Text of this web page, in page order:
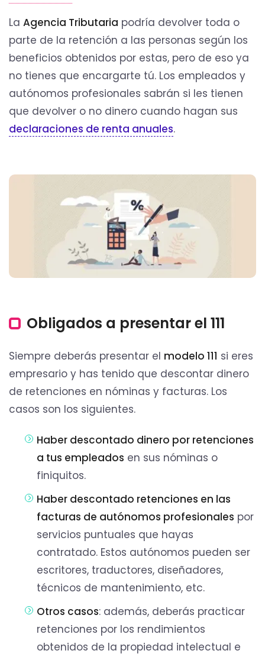
La Agencia Tributaria podría devolver toda o
parte de la retención a las personas según los
beneficios obtenidos por estas, pero de eso ya
no tienes que encargarte tú. Los empleados y
autónomos profesionales sabrán si les tienen
que devolver o no dinero cuando hagan sus
declaraciones de renta anuales.
Obligados a presentar el 111
Siempre deberás presentar el modelo 111 si eres
empresario y has tenido que descontar dinero
de retenciones en nóminas y facturas. Los
casos son los siguientes.
Haber descontado dinero por retenciones
a tus empleados en sus nóminas o
finiquitos.
Haber descontado retenciones en las
facturas de autónomos profesionales por
servicios puntuales que hayas
contratado. Estos autónomos pueden ser
escritores, traductores, diseñadores,
técnicos de mantenimiento, etc.
Otros casos: además, deberás practicar
retenciones por los rendimientos
obtenidos de la propiedad intelectual e